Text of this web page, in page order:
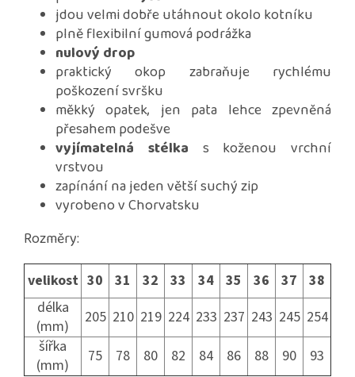
jdou velmi dobře utáhnout okolo kotníku
plně flexibilní gumová podrážka
nulový drop
praktický okop zabraňuje rychlému
poškození svršku
měkký opatek, jen pata lehce zpevněná
přesahem podešve
vyjímatelná stélka s koženou vrchní
vrstvou
zapínání na jeden větší suchý zip
vyrobeno v Chorvatsku
Rozměry:
velikost 30 31 32 33 34 35 36 37
38
délka
(mm)
205 210 219 224 233 237 243 245 254
šířka
(mm)
75 78 80 82 84 86 88 90 93